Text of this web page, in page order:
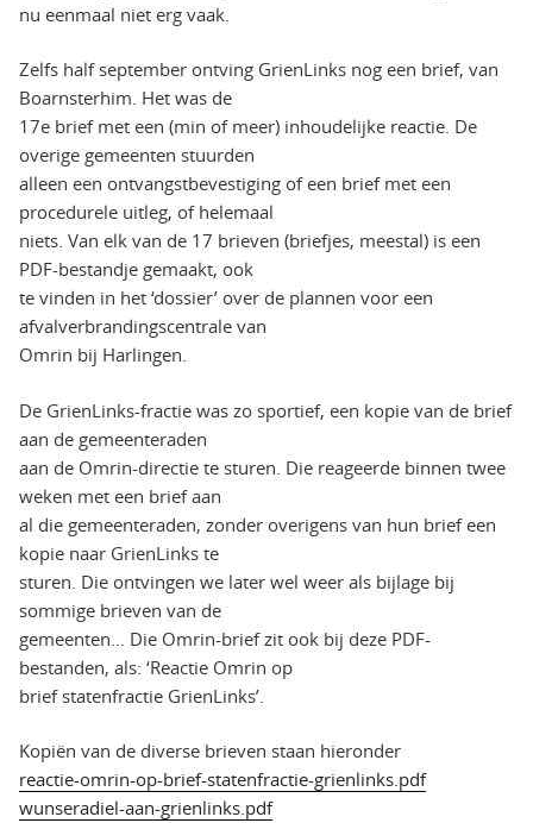
nu eenmaal niet erg vaak.
Zelfs half september ontving GrienLinks nog een brief, van
Boarnsterhim. Het was de
17e brief met een (min of meer) inhoudelijke reactie. De
overige gemeenten stuurden
alleen een ontvangstbevestiging of een brief met een
procedurele uitleg, of helemaal
niets. Van elk van de 17 brieven (briefjes, meestal) is een
PDF-bestandje gemaakt, ook
te vinden in het ‘dossier’ over de plannen voor een
afvalverbrandingscentrale van
Omrin bij Harlingen.
De GrienLinks-fractie was zo sportief, een kopie van de brief
aan de gemeenteraden
aan de Omrin-directie te sturen. Die reageerde binnen twee
weken met een brief aan
al die gemeenteraden, zonder overigens van hun brief een
kopie naar GrienLinks te
sturen. Die ontvingen we later wel weer als bijlage bij
sommige brieven van de
gemeenten… Die Omrin-brief zit ook bij deze PDF-
bestanden, als: ‘Reactie Omrin op
brief statenfractie GrienLinks’.
Kopiën van de diverse brieven staan hieronder
reactie-omrin-op-brief-statenfractie-grienlinks.pdf
wunseradiel-aan-grienlinks.pdf